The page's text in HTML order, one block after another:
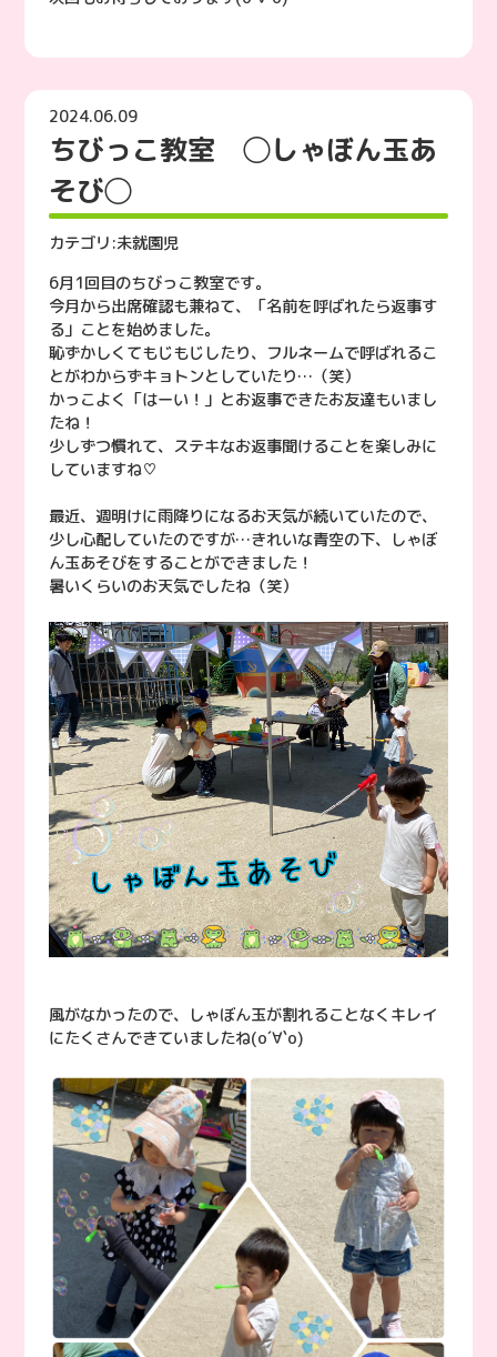
2024.06.09
ちびっこ教室 ◯しゃぼん玉あ
そび◯
カテゴリ:未就園児
6月1回目のちびっこ教室です。
今月から出席確認も兼ねて、「名前を呼ばれたら返事す
る」ことを始めました。
恥ずかしくてもじもじしたり、フルネームで呼ばれるこ
とがわからずキョトンとしていたり…（笑）
かっこよく「はーい！」とお返事できたお友達もいまし
たね！
少しずつ慣れて、ステキなお返事聞けることを楽しみに
していますね♡
最近、週明けに雨降りになるお天気が続いていたので、
少し心配していたのですが…きれいな青空の下、しゃぼ
ん玉あそびをすることができました！
暑いくらいのお天気でしたね（笑）
風がなかったので、しゃぼん玉が割れることなくキレイ
にたくさんできていましたね(о´∀`о)